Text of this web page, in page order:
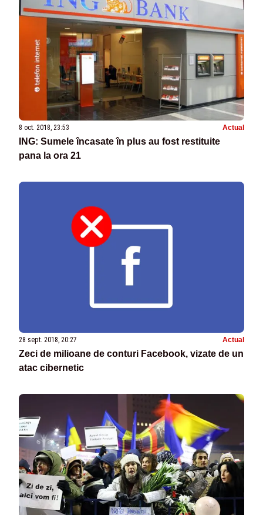
8 oct. 2018, 23:53 Actual
ING: Sumele încasate în plus au fost restituite
pana la ora 21
28 sept. 2018, 20:27 Actual
Zeci de milioane de conturi Facebook, vizate de un
atac cibernetic